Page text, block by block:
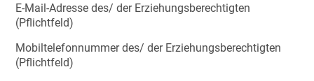
E-Mail-Adresse des/ der Erziehungsberechtigten
(Pflichtfeld)
Mobiltelefonnummer des/ der Erziehungsberechtigten
(Pflichtfeld)